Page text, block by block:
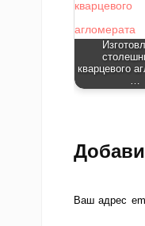
кварцевого
…
Ваш адрес